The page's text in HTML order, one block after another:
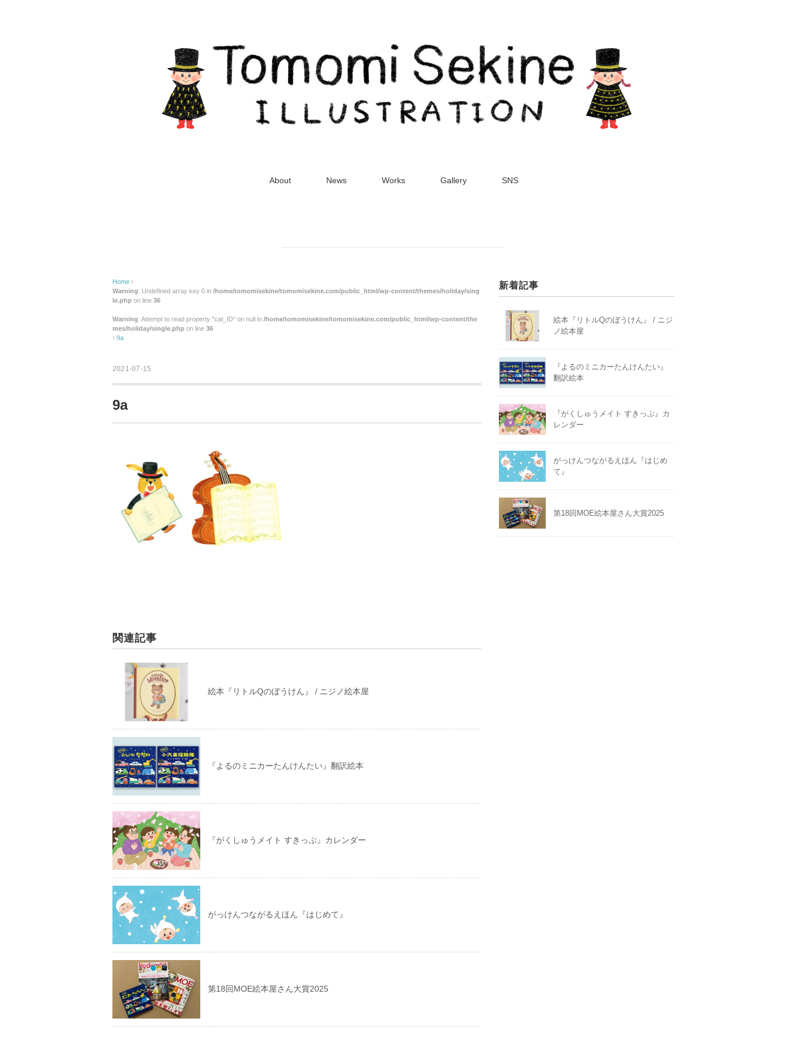
About News Works Gallery SNS
Home ›
Warning: Undefined array key 0 in /home/tomomisekine/tomomisekine.com/public_html/wp-content/themes/holiday/sing
le.php on line 36
Warning: Attempt to read property "cat_ID" on null in /home/tomomisekine/tomomisekine.com/public_html/wp-content/the
mes/holiday/single.php on line 36
› 9a
2021-07-15
9a
関連記事
絵本『リトルQのぼうけん』 / ニジノ絵本屋
『よるのミニカーたんけんたい』翻訳絵本
『がくしゅうメイト すきっぷ』カレンダー
がっけんつながるえほん『はじめて』
第18回MOE絵本屋さん大賞2025
新着記事
絵本『リトルQのぼうけん』 / ニジ
ノ絵本屋
『よるのミニカーたんけんたい』
翻訳絵本
『がくしゅうメイト すきっぷ』カ
レンダー
がっけんつながるえほん『はじめ
て』
第18回MOE絵本屋さん大賞2025